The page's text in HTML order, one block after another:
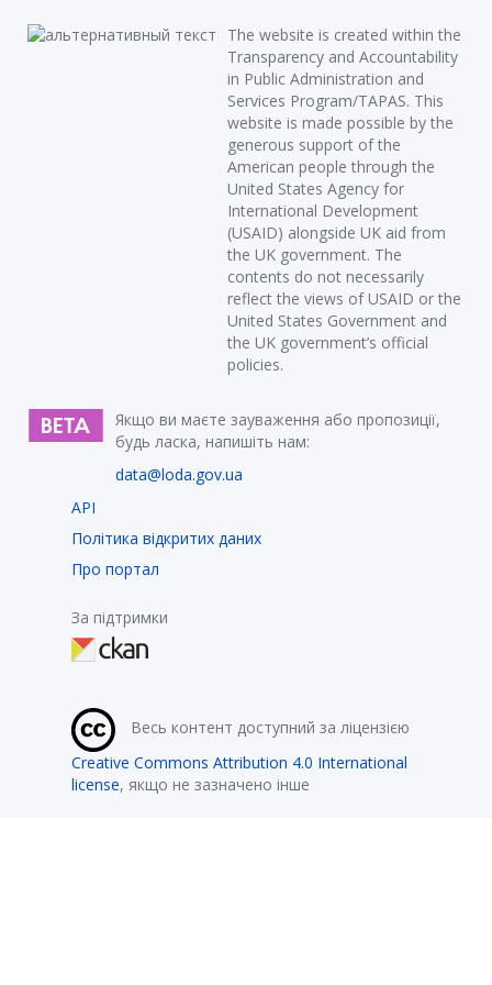
The website is created within the
Transparency and Accountability
in Public Administration and
Services Program/TAPAS. This
website is made possible by the
generous support of the
American people through the
United States Agency for
International Development
(USAID) alongside UK aid from
the UK government. The
contents do not necessarily
reflect the views of USAID or the
United States Government and
the UK government’s official
policies.
Якщо ви маєте зауваження або пропозиції,
будь ласка, напишіть нам:
data@loda.gov.ua
API
Політика відкритих даних
Про портал
За підтримки
Весь контент доступний за ліцензією
Creative Commons Attribution 4.0 International
license, якщо не зазначено інше